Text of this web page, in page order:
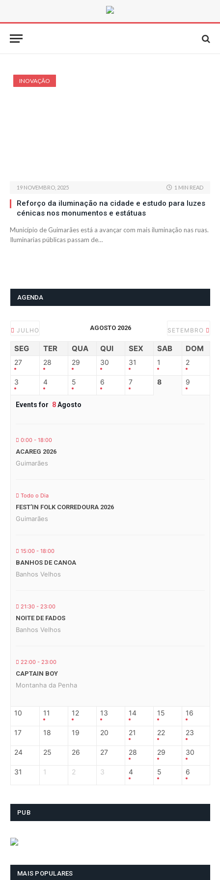
INOVAÇÃO
19 NOVEMBRO, 2025 1 MIN READ
Reforço da iluminação na cidade e estudo para luzes
cénicas nos monumentos e estátuas
Município de Guimarães está a avançar com mais iluminação nas ruas.
Iluminarias públicas passam de…
AGENDA
JULHO AGOSTO 2026 SETEMBRO
SEG TER QUA QUI SEX SAB DOM
27 28 29 30 31 1 2
3 4 5 6 7 8 9
Events for 8Agosto
0:00 - 18:00
ACAREG 2026
Guimarães
Todo o Dia
FEST’IN FOLK CORREDOURA 2026
Guimarães
15:00 - 18:00
BANHOS DE CANOA
Banhos Velhos
21:30 - 23:00
NOITE DE FADOS
Banhos Velhos
22:00 - 23:00
CAPTAIN BOY
Montanha da Penha
10 11 12 13 14 15 16
17 18 19 20 21 22 23
24 25 26 27 28 29 30
31 1 2 3 4 5 6
PUB
MAIS POPULARES